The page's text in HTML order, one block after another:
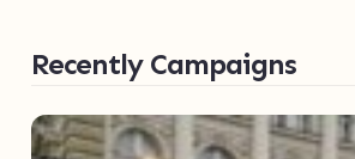
Recently Campaigns